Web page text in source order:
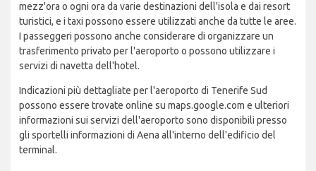
mezz'ora o ogni ora da varie destinazioni dell'isola e dai resort
turistici, e i taxi possono essere utilizzati anche da tutte le aree.
I passeggeri possono anche considerare di organizzare un
trasferimento privato per l'aeroporto o possono utilizzare i
servizi di navetta dell'hotel.
Indicazioni più dettagliate per l'aeroporto di Tenerife Sud
possono essere trovate online su maps.google.com e ulteriori
informazioni sui servizi dell'aeroporto sono disponibili presso
gli sportelli informazioni di Aena all'interno dell'edificio del
terminal.